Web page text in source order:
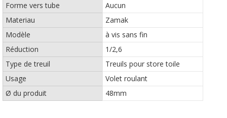
Forme vers tube
Aucun
Materiau
Zamak
Modèle
à vis sans fin
Réduction
1/2,6
Type de treuil
Treuils pour store toile
Usage
Volet roulant
Ø du produit
48mm